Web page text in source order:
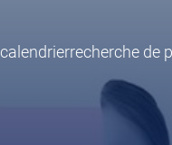
calendrierrecherche de